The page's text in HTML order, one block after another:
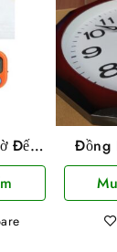
Đếm
Đỡ
Đồng